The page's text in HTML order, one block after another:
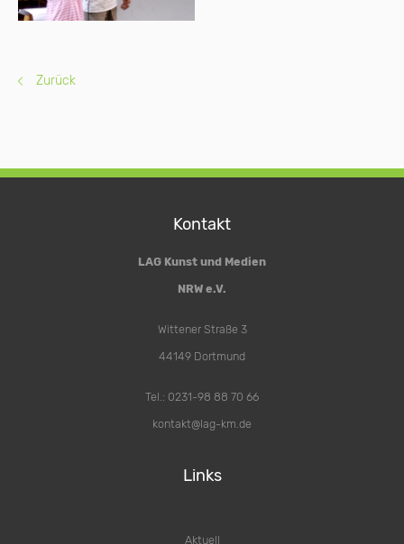
Zurück
Kontakt
LAG Kunst und Medien
NRW e.V.
Wittener Straße 3
44149 Dortmund
Tel.: 0231-98 88 70 66
kontakt@lag-km.de
Links
Aktuell